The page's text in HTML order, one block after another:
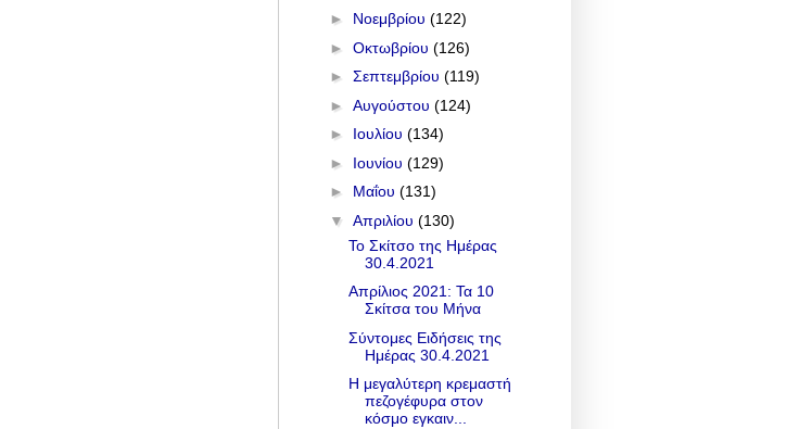
► Νοεμβρίου (122)
► Οκτωβρίου (126)
► Σεπτεμβρίου (119)
► Αυγούστου (124)
► Ιουλίου (134)
► Ιουνίου (129)
► Μαΐου (131)
▼ Απριλίου (130)
Το Σκίτσο της Ημέρας
30.4.2021
Απρίλιος 2021: Τα 10
Σκίτσα του Μήνα
Σύντομες Ειδήσεις της
Ημέρας 30.4.2021
Η μεγαλύτερη κρεμαστή
πεζογέφυρα στον
κόσμο εγκαιν...